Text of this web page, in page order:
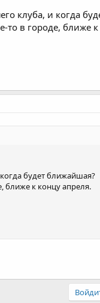
клуба, и когда
то в городе, ближе
будет ближайшая?
ближе к концу апреля.